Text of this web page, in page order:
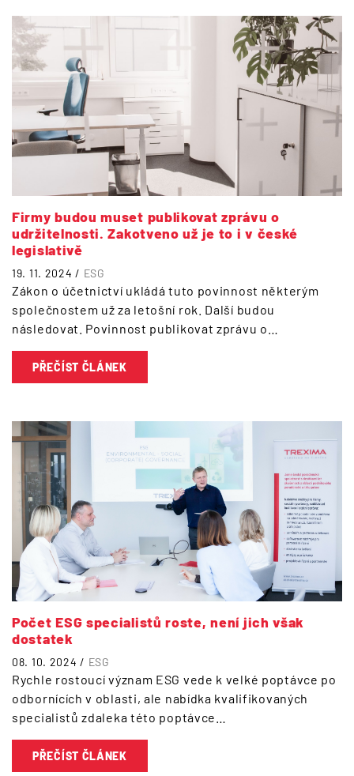
Firmy budou muset publikovat zprávu o
udržitelnosti. Zakotveno už je to i v české
legislativě
19. 11. 2024 / ESG
Zákon o účetnictví ukládá tuto povinnost některým
společnostem už za letošní rok. Další budou
následovat. Povinnost publikovat zprávu o…
PŘEČÍST ČLÁNEK
Počet ESG specialistů roste, není jich však
dostatek
08. 10. 2024 / ESG
Rychle rostoucí význam ESG vede k velké poptávce po
odbornících v oblasti, ale nabídka kvalifikovaných
specialistů zdaleka této poptávce…
PŘEČÍST ČLÁNEK